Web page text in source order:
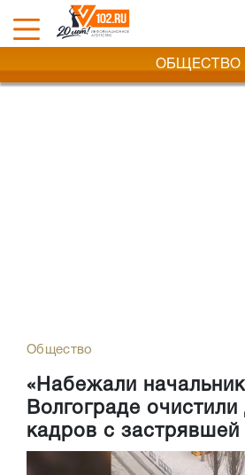
ОБЩЕСТВО
Общество
«Набежали
Волгограде
кадров с застрявшей